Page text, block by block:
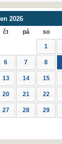
2026
čt pá so
1
6 7 8
13 14 15
20 21 22
27 28 29